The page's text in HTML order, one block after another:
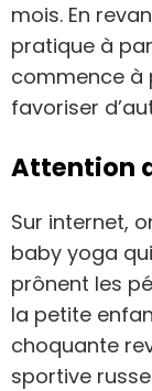
mois. En
pratique à
commence à
favoriser
Attention
Sur internet,
baby yoga
prônent les
la petite
choquante
sportive